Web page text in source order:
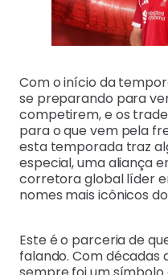
Com o início da
se preparando para
competirem, e os
para o que vem pela
esta temporada traz
especial, uma aliança
corretora global líder
nomes mais icônicos
Este é o parceria de
falando. Com décadas